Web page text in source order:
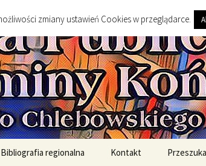
Miasta i
Bibliografia regionalna Kontakt
zmiany ustawień Cookies w przeglądarce.